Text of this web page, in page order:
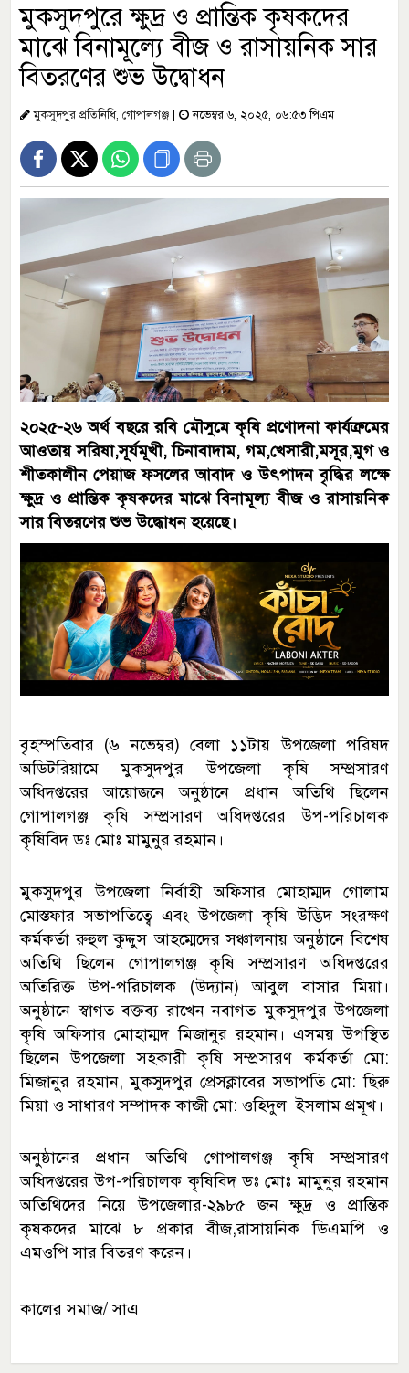
মুকসুদপুরে ক্ষুদ্র ও প্রান্তিক কৃষকদের
মাঝে বিনামূল্যে বীজ ও রাসায়নিক সার
বিতরণের শুভ উদ্বোধন
মুকসুদপুর প্রতিনিধি, গোপালগঞ্জ | নভেম্বর ৬, ২০২৫, ০৬:৫৩ পিএম
২০২৫-২৬ অর্থ বছরে রবি মৌসুমে কৃষি প্রণোদনা কার্যত্রুমের
আওতায় সরিষা,সূর্যমূখী, চিনাবাদাম, গম,খেসারী,মসূর,মুগ ও
শীতকালীন পেয়াজ ফসলের আবাদ ও উৎপাদন বৃদ্ধির লক্ষে
ক্ষুদ্র ও প্রান্তিক কৃষকদের মাঝে বিনামূল্য বীজ ও রাসায়নিক
সার বিতরণের শুভ উদ্ধোধন হয়েছে।
বৃহস্পতিবার (৬ নভেম্বর) বেলা ১১টায় উপজেলা পরিষদ
অডিটরিয়ামে মুকসুদপুর উপজেলা কৃষি সম্প্রসারণ
অধিদপ্তরের আয়োজনে অনুষ্ঠানে প্রধান অতিথি ছিলেন
গোপালগঞ্জ কৃষি সম্প্রসারণ অধিদপ্তরের উপ-পরিচালক
কৃষিবিদ ডঃ মোঃ মামুনুর রহমান।
মুকসুদপুর উপজেলা নির্বাহী অফিসার মোহাম্মদ গোলাম
মোস্তফার সভাপতিত্বে এবং উপজেলা কৃষি উদ্ভিদ সংরক্ষণ
কর্মকর্তা রুহুল কুদ্দুস আহম্মেদের সঞ্চালনায় অনুষ্ঠানে বিশেষ
অতিথি ছিলেন গোপালগঞ্জ কৃষি সম্প্রসারণ অধিদপ্তরের
অতিরিক্ত উপ-পরিচালক (উদ্যান) আবুল বাসার মিয়া।
অনুষ্ঠানে স্বাগত বক্তব্য রাখেন নবাগত মুকসুদপুর উপজেলা
কৃষি অফিসার মোহাম্মদ মিজানুর রহমান। এসময় উপস্থিত
ছিলেন উপজেলা সহকারী কৃষি সম্প্রসারণ কর্মকর্তা মো:
মিজানুর রহমান, মুকসুদপুর প্রেসক্লাবের সভাপতি মো: ছিরু
মিয়া ও সাধারণ সম্পাদক কাজী মো: ওহিদুল ইসলাম প্রমূখ।
অনুষ্ঠানের প্রধান অতিথি গোপালগঞ্জ কৃষি সম্প্রসারণ
অধিদপ্তরের উপ-পরিচালক কৃষিবিদ ডঃ মোঃ মামুনুর রহমান
অতিথিদের নিয়ে উপজেলার-২৯৮৫ জন ক্ষুদ্র ও প্রান্তিক
কৃষকদের মাঝে ৮ প্রকার বীজ,রাসায়নিক ডিএমপি ও
এমওপি সার বিতরণ করেন।
কালের সমাজ/ সাএ